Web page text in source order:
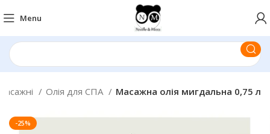
Menu
Олія для СПА Масажна олія мигдальна 0,75 л
-25%